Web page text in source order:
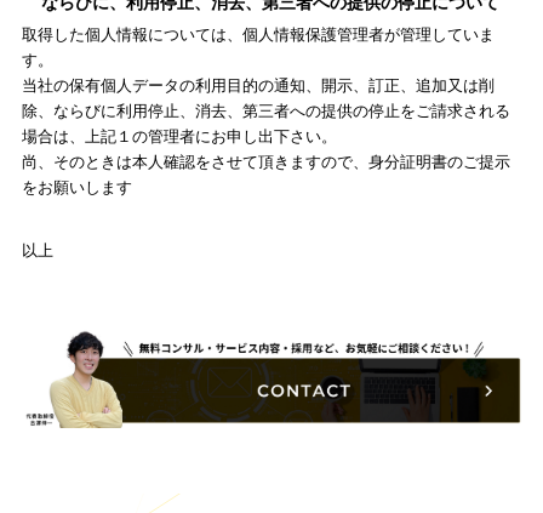
文によりご不明な点が解消されず、当該個人情報をご提出いただ
い場合、エントリーの対応を行えない状況等、ご本人にとって不
が発生しますことをご承知ください。
６．個人情報の利用目的の通知、開示、訂正、追加又は削
ならびに、利用停止、消去、第三者への提供の停止につい
す。
尚、そのときは本人確認をさせて頂きますので、身分証明書のご
をお願いします